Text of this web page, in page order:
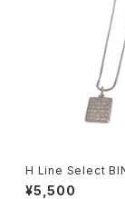
H Line Select
ace
¥5,500